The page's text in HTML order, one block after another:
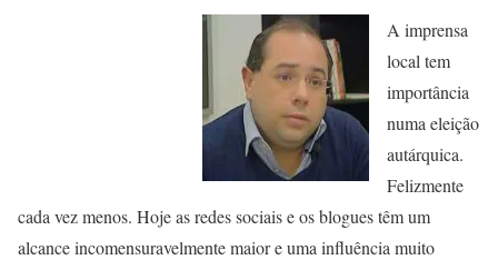
A imprensa
local tem
importância
numa eleição
autárquica.
Felizmente
cada vez menos. Hoje as redes sociais e os blogues têm um
alcance incomensuravelmente maior e uma influência muito